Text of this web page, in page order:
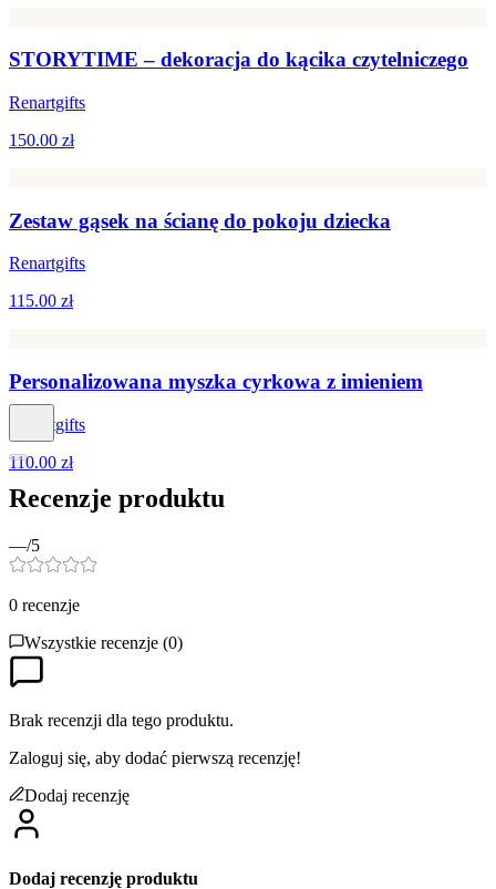
STORYTIME – dekoracja do kącika czytelniczego
Renartgifts
150.00 zł
Zestaw gąsek na ścianę do pokoju dziecka
Renartgifts
115.00 zł
Personalizowana myszka cyrkowa z imieniem
Renartgifts
110.00 zł
Recenzje produktu
—/5
0 recenzje
Wszystkie recenzje (0)
Brak recenzji dla tego produktu.
Zaloguj się, aby dodać pierwszą recenzję!
Dodaj recenzję
Dodaj recenzję produktu